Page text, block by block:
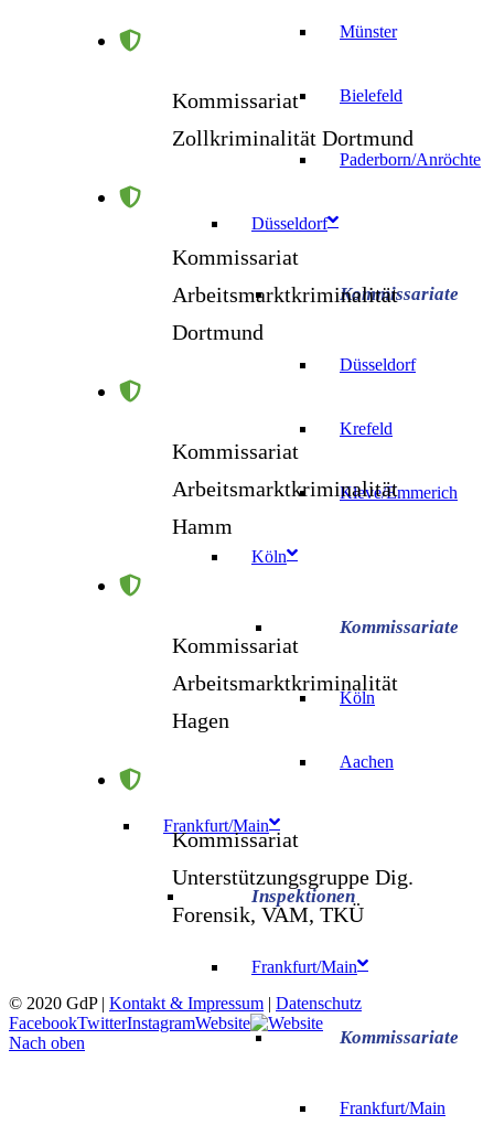
Münster
Bielefeld
Paderborn/Anröchte
Düsseldorf
Düsseldorf
Krefeld
Kleve/Emmerich
Köln
Köln
Aachen
Frankfurt/Main
Frankfurt/Main
Frankfurt/Main
Kommissariat
Zollkriminalität Dortmund
Kommissariat
Arbeitsmarktkriminalität
Dortmund
Kommissariat
Arbeitsmarktkriminalität
Hamm
Kommissariat
Arbeitsmarktkriminalität
Hagen
Kommissariat
Unterstützungsgruppe Dig.
Forensik, VAM, TKÜ
© 2020 GdP | Kontakt & Impressum | Datenschutz
FacebookTwitterInstagramWebsite
Nach oben